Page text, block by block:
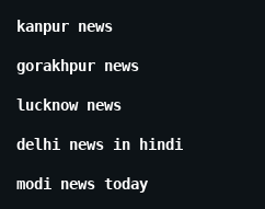
kanpur news
gorakhpur news
lucknow news
delhi news in hindi
modi news today